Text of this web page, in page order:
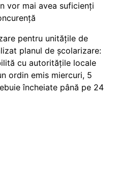
vor mai avea suficienți
pentru unitățile de
planul de școlarizare:
cu autoritățile locale
ordin emis miercuri, 5
încheiate până pe 24